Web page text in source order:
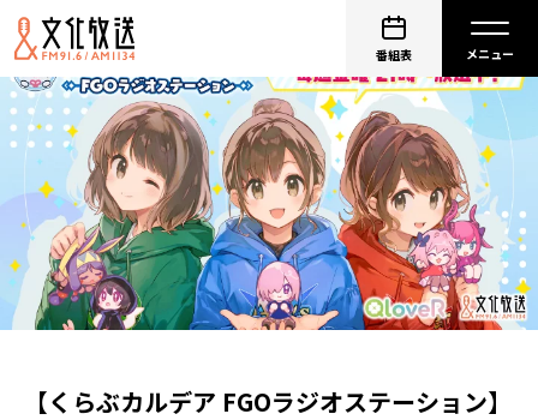
番組表
【くらぶカルデア FGOラジオステーション】